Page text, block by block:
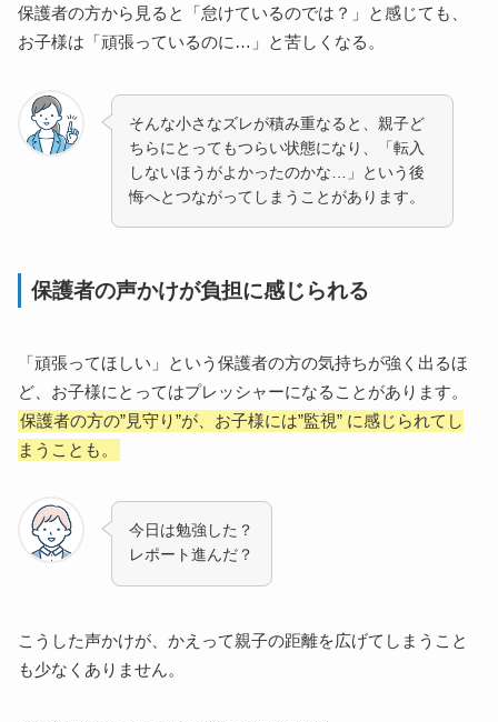
保護者の方から見ると「怠けているのでは？」と感じても、
お子様は「頑張っているのに…」と苦しくなる。
そんな小さなズレが積み重なると、親子ど
ちらにとってもつらい状態になり、「転入
しないほうがよかったのかな…」という後
悔へとつながってしまうことがあります。
保護者の声かけが負担に感じられる
「頑張ってほしい」という保護者の方の気持ちが強く出るほ
ど、お子様にとってはプレッシャーになることがあります。
保護者の方の”見守り”が、お子様には”監視” に感じられてし
まうことも。
今日は勉強した？
レポート進んだ？
こうした声かけが、かえって親子の距離を広げてしまうこと
も少なくありません。